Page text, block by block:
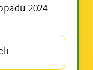
2024